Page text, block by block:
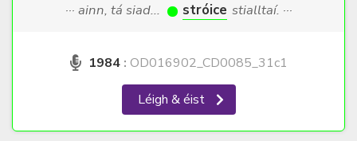
··· ainn, tá siad... stróice stialltaí. ···
1984 : OD016902_CD0085_31c1
Léigh & éist